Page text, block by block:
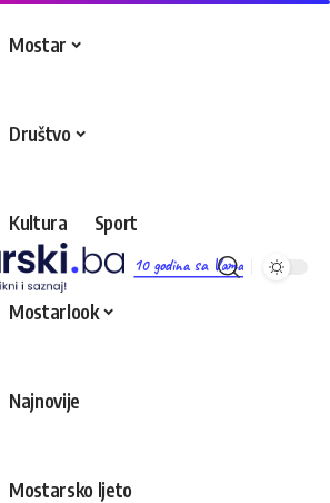
10 godina sa Vama
Mostar
Društvo
Kultura Sport
Mostarlook
Najnovije
Mostarsko ljeto